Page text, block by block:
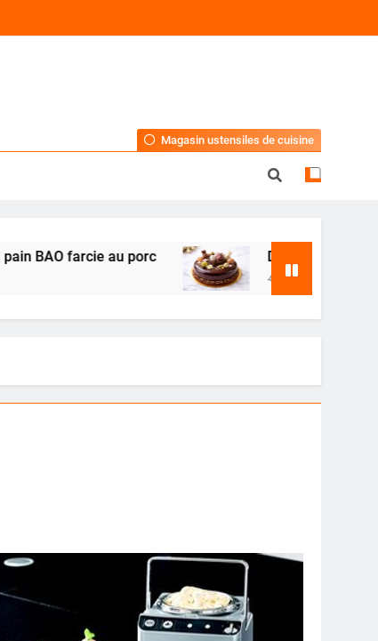
Magasin ustensiles de cuisine
farcie au porc Dessert de Pâques au
4 Mois Ago